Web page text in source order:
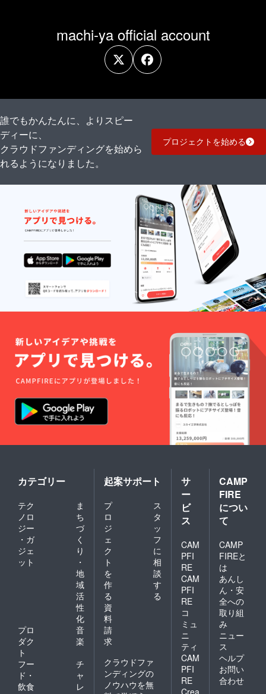
島・母
島・硫
machi-ya official account
誰でもかんたんに、よりスピー
ディーに、
クラウドファンディングを始めら
れるようになりました。
プロジェクトを始める
カテゴリー
テク
ノロ
ジー
・ガ
ジェ
ット
ま
ち
づ
く
り
・
地
域
活
性
化
プロ
ダク
ト
音
楽
フー
ド・
飲食
チ
ャ
レ
起案サポート
プ
ロ
ジ
ェ
ク
ト
を
作
る
ス
タ
ッ
フ
に
相
談
す
る
資
料
請
求
クラウドファ
ンディングの
ノウハウを無
サ
ー
ビ
ス
CAM
PFI
RE
CAM
PFI
RE
コ
ミュ
ニ
ティ
CAM
PFI
RE
CAMP
FIRE
につい
て
CAMP
FIREと
は
あんし
ん・安
全への
取り組
み
ニュー
ス
ヘルプ
お問い
合わせ